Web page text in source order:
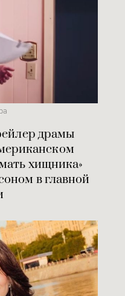
драмы
хищника»
в главной